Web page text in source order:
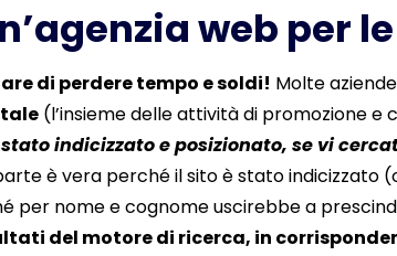
web per
di perdere tempo e soldi! Molte
(l’insieme delle attività di promozione e
indicizzato e posizionato, se vi
è vera perché il sito è stato indicizzato
nome e cognome uscirebbe a
del motore di ricerca, in